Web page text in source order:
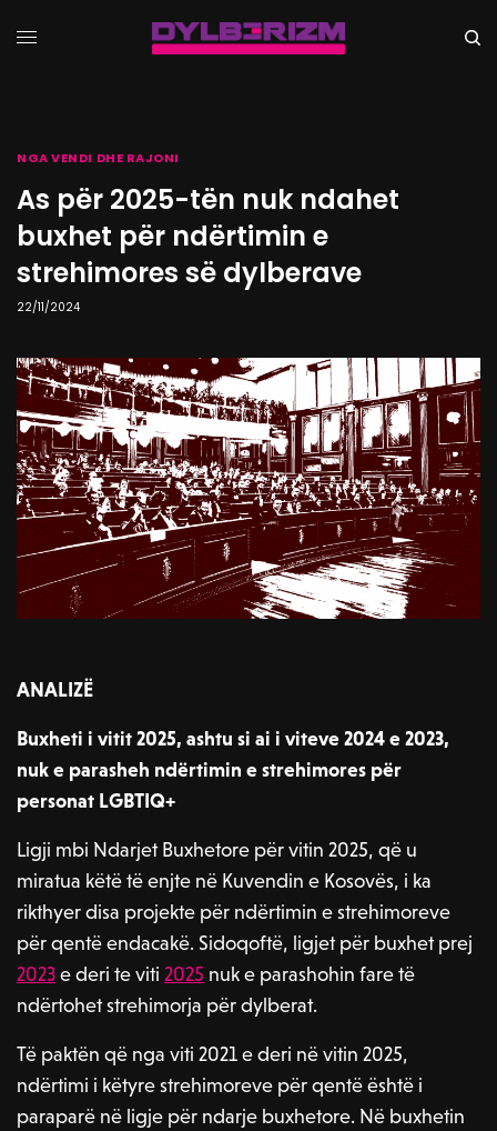
NGA VENDI DHE RAJONI
As për 2025-tën nuk ndahet
buxhet për ndërtimin e
strehimores së dylberave
22/11/2024
ANALIZË
Buxheti i vitit 2025, ashtu si ai i viteve 2024 e 2023,
nuk e parasheh ndërtimin e strehimores për
personat LGBTIQ+
Ligji mbi Ndarjet Buxhetore për vitin 2025, që u
miratua këtë të enjte në Kuvendin e Kosovës, i ka
rikthyer disa projekte për ndërtimin e strehimoreve
për qentë endacakë. Sidoqoftë, ligjet për buxhet prej
2023e deri te viti2025 nuk e parashohin fare të
ndërtohet strehimorja për dylberat.
Të paktën që nga viti 2021 e deri në vitin 2025,
ndërtimi i këtyre strehimoreve për qentë është i
paraparë në ligje për ndarje buxhetore. Në buxhetin